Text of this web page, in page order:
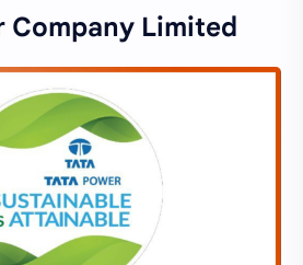
Company Limited